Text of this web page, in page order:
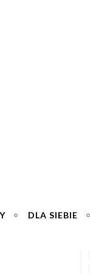
DLA SIEBIE
domowej
i odporność